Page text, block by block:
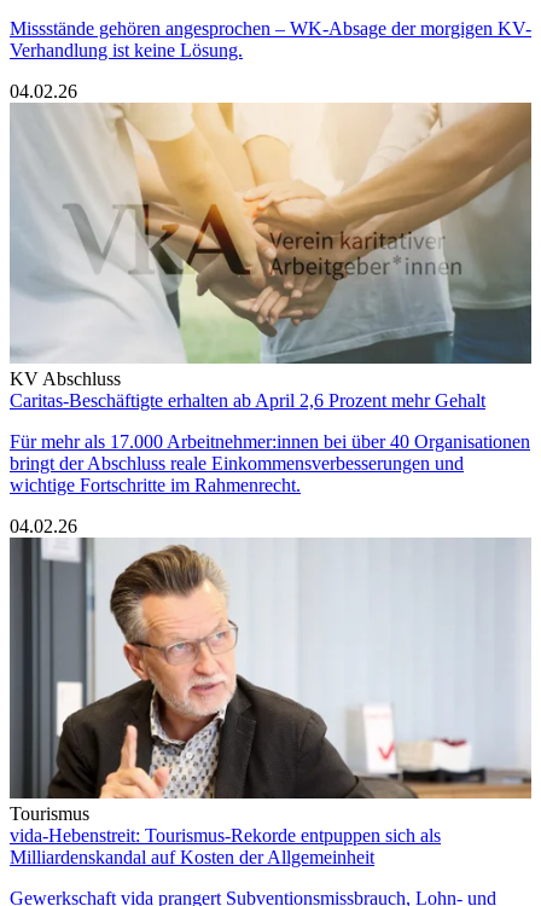
Missstände gehören angesprochen – WK-Absage der morgigen KV-
Verhandlung ist keine Lösung.
04.02.26
KV Abschluss
Caritas-Beschäftigte erhalten ab April 2,6 Prozent mehr Gehalt
Für mehr als 17.000 Arbeitnehmer:innen bei über 40 Organisationen
bringt der Abschluss reale Einkommensverbesserungen und
wichtige Fortschritte im Rahmenrecht.
04.02.26
Tourismus
vida-Hebenstreit: Tourismus-Rekorde entpuppen sich als
Milliardenskandal auf Kosten der Allgemeinheit
Gewerkschaft vida prangert Subventionsmissbrauch, Lohn- und